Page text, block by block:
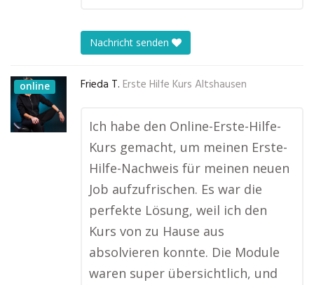
Nachricht senden
online Frieda T. Erste Hilfe Kurs Altshausen
Ich habe den Online-Erste-Hilfe-
Kurs gemacht, um meinen Erste-
Hilfe-Nachweis für meinen neuen
Job aufzufrischen. Es war die
perfekte Lösung, weil ich den
Kurs von zu Hause aus
absolvieren konnte. Die Module
waren super übersichtlich, und